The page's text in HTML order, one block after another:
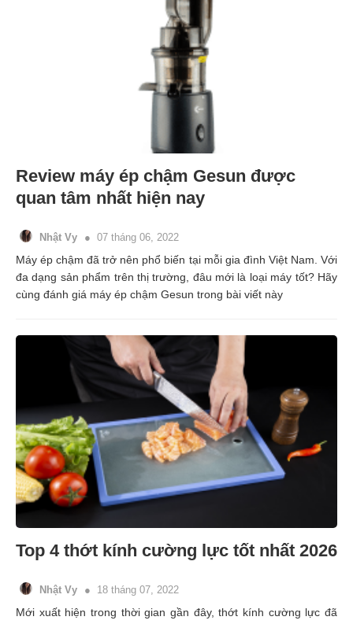
Review máy ép chậm Gesun được
quan tâm nhất hiện nay
Nhật Vy 07 tháng 06, 2022
Máy ép chậm đã trở nên phổ biến tại mỗi gia đình Việt Nam. Với
đa dạng sản phẩm trên thị trường, đâu mới là loại máy tốt? Hãy
cùng đánh giá máy ép chậm Gesun trong bài viết này
Top 4 thớt kính cường lực tốt nhất 2026
Nhật Vy 18 tháng 07, 2022
Mới xuất hiện trong thời gian gần đây, thớt kính cường lực đã